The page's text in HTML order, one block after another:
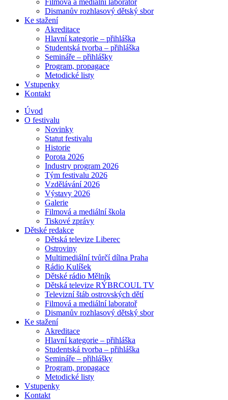
Filmová a mediální laboratoř
Dismanův rozhlasový dětský sbor
Ke stažení
Akreditace
Hlavní kategorie – přihláška
Studentská tvorba – přihláška
Semináře – přihlášky
Program, propagace
Metodické listy
Vstupenky
Kontakt
Úvod
O festivalu
Novinky
Statut festivalu
Historie
Porota 2026
Industry program 2026
Tým festivalu 2026
Vzdělávání 2026
Výstavy 2026
Galerie
Filmová a mediální škola
Tiskové zprávy
Dětské redakce
Dětská televize Liberec
Ostroviny
Multimediální tvůrčí dílna Praha
Rádio Kulíšek
Dětské rádio Mělník
Dětská televize RÝBRCOUL TV
Televizní štáb ostrovských dětí
Filmová a mediální laboratoř
Dismanův rozhlasový dětský sbor
Ke stažení
Akreditace
Hlavní kategorie – přihláška
Studentská tvorba – přihláška
Semináře – přihlášky
Program, propagace
Metodické listy
Vstupenky
Kontakt